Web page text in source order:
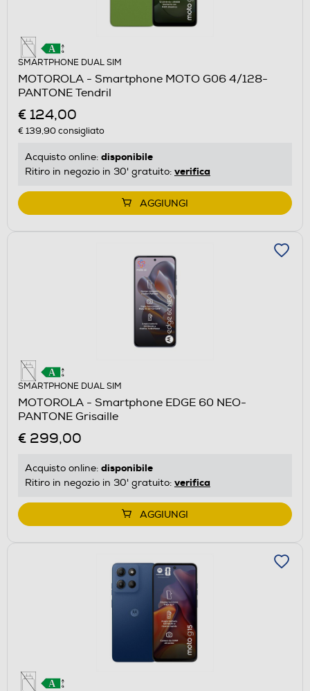
SMARTPHONE DUAL SIM
MOTOROLA - Smartphone MOTO G06 4/128-
PANTONE Tendril
€ 124,00
€ 139,90consigliato
Acquisto online: disponibile
Ritiro in negozio in 30' gratuito: verifica
AGGIUNGI
SMARTPHONE DUAL SIM
MOTOROLA - Smartphone EDGE 60 NEO-
PANTONE Grisaille
€ 299,00
Acquisto online: disponibile
Ritiro in negozio in 30' gratuito: verifica
AGGIUNGI